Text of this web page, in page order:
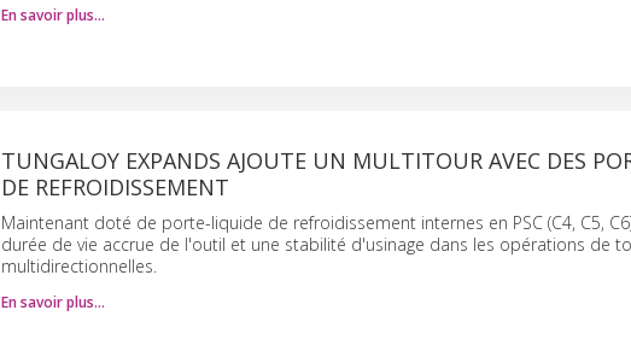
En savoir plus…
TUNGALOY EXPANDS AJOUTE UN MULTITOUR AVEC DES
DE REFROIDISSEMENT
Maintenant doté de porte-liquide de refroidissement internes en PSC (C4, C5,
durée de vie accrue de l'outil et une stabilité d'usinage dans les opérations de
multidirectionnelles.
En savoir plus…